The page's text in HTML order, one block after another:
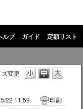
ルプ ガイド 定額リスト
変更
22 11:59 印刷